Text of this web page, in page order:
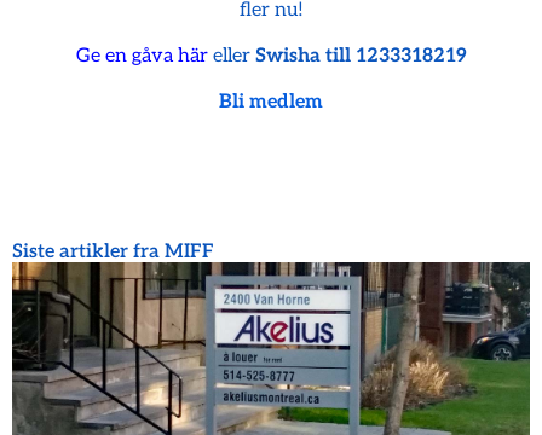
fler nu!
Ge en gåva häreller Swisha till 1233318219
Bli medlem
Siste artikler fra MIFF